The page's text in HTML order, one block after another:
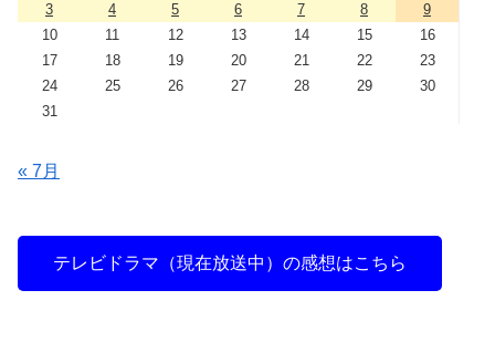
3
4 5 6 7 8
9
10
11 12 13 14 15
16
17
18 19 20 21 22
23
24
25 26 27 28 29
30
31
« 7月
テレビドラマ（現在放送中）の感想はこちら